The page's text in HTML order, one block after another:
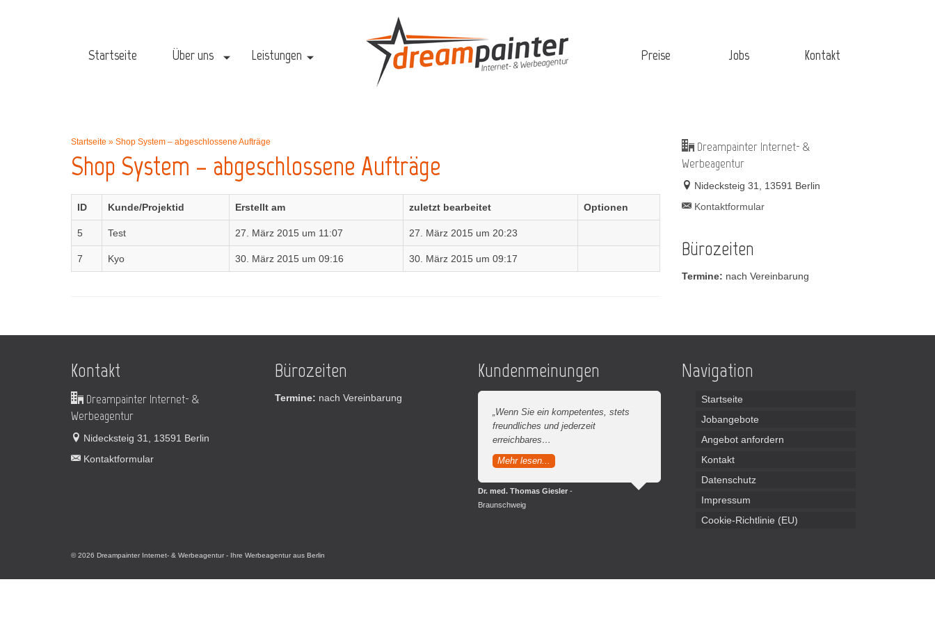
Startseite Über uns Leistungen Preise Jobs Kontakt
Startseite » Shop System – abgeschlossene Aufträge
Shop System – abgeschlossene Aufträge
ID Kunde/Projektid Erstellt am zuletzt bearbeitet Optionen
5 Test 27. März 2015 um 11:07 27. März 2015 um 20:23
7 Kyo 30. März 2015 um 09:16 30. März 2015 um 09:17
Dreampainter Internet- &
Werbeagentur
Nidecksteig 31, 13591 Berlin
Kontaktformular
Bürozeiten
Termine: nach Vereinbarung
Kontakt
Dreampainter Internet- &
Werbeagentur
Nidecksteig 31, 13591 Berlin
Kontaktformular
Bürozeiten
Termine: nach Vereinbarung
Kundenmeinungen
„Wenn Sie ein kompetentes, stets
freundliches und jederzeit
erreichbares…
Mehr lesen...
Dr. med. Thomas Giesler -
Braunschweig
Navigation
Startseite
Jobangebote
Angebot anfordern
Kontakt
Datenschutz
Impressum
Cookie-Richtlinie (EU)
© 2026 Dreampainter Internet- & Werbeagentur - Ihre Werbeagentur aus Berlin